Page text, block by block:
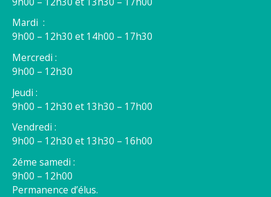
Mardi :
9h00 – 12h30 et 14h00 – 17h30
Mercredi :
9h00 – 12h30
Jeudi :
9h00 – 12h30 et 13h30 – 17h00
Vendredi :
9h00 – 12h30 et 13h30 – 16h00
2éme samedi :
9h00 – 12h00
Permanence d’élus.